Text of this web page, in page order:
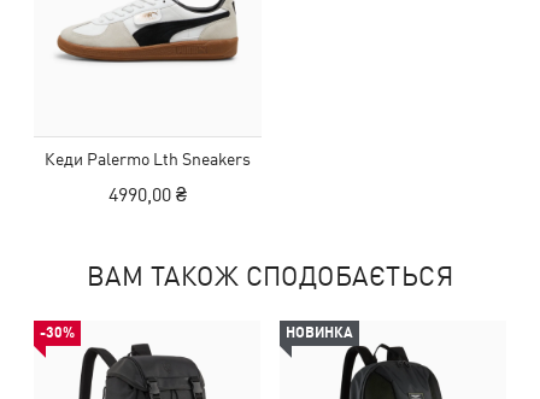
Кеди Palermo Lth Sneakers
4990,00 ₴
ВАМ ТАКОЖ СПОДОБАЄТЬСЯ
-30% НОВИНКА